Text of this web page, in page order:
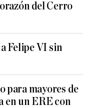
del Cerro
Felipe VI sin
para mayores de
en un ERE con